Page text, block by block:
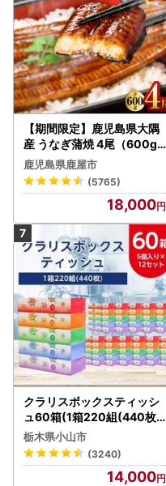
【期間限定】鹿児島県大隅
産 うなぎ蒲焼 4尾（600g
） KN007-004-04-cp18
うなぎ 鰻 魚 惣菜 総菜
鹿児島県鹿屋市
(5765)
18,000
クラリスボックスティッシ
ュ60箱(1箱220組(440枚))
(5個入り×12セット)【配送
不可地域：離島・沖縄県】
【1256759】
栃木県小山市
(3240)
14,000